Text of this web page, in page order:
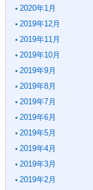
2020年1月
2019年12月
2019年11月
2019年10月
2019年9月
2019年8月
2019年7月
2019年6月
2019年5月
2019年4月
2019年3月
2019年2月